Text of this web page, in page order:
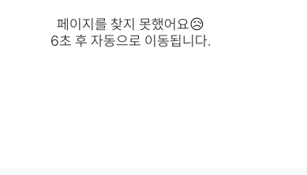
페이지를 찾지 못했어요😥
6초 후 자동으로 이동됩니다.